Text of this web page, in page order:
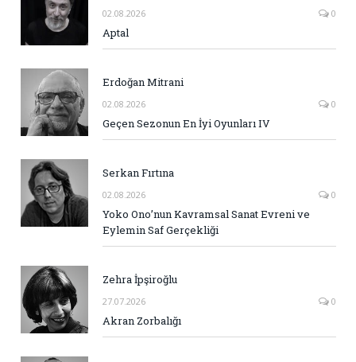
02.08.2026 0
Aptal
Erdoğan Mitrani
02.08.2026 0
Geçen Sezonun En İyi Oyunları IV
Serkan Fırtına
02.08.2026 0
Yoko Ono’nun Kavramsal Sanat Evreni ve
Eylemin Saf Gerçekliği
Zehra İpşiroğlu
27.07.2026 0
Akran Zorbalığı